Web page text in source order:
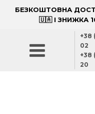
БЕЗКОШТОВНА
🇺🇦 І ЗНИЖКА
+38
02
+38
20